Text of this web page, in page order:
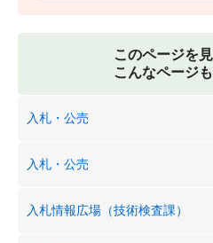
このページを
こんなページ
入札・公売
入札・公売
入札情報広場（技術検査課）